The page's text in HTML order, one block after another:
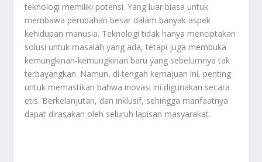
teknologi memiliki potensi. Yang luar biasa untuk
membawa perubahan besar dalam banyak aspek
kehidupan manusia. Teknologi tidak hanya menciptakan
solusi untuk masalah yang ada, tetapi juga membuka
kemungkinan-kemungkinan baru yang sebelumnya tak
terbayangkan. Namun, di tengah kemajuan ini, penting
untuk memastikan bahwa inovasi ini digunakan secara
etis. Berkelanjutan, dan inklusif, sehingga manfaatnya
dapat dirasakan oleh seluruh lapisan masyarakat.